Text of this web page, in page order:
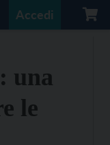
Accedi
una
le